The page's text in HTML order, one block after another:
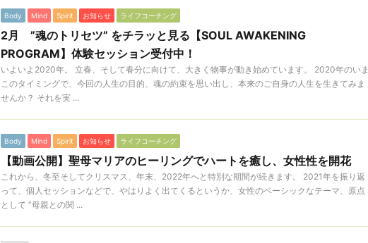
Body Mind Spirit お知らせ ライフコーチング
2月 ”魂のトリセツ” をチラッと見る【SOUL AWAKENING
PROGRAM】体験セッション受付中！
いよいよ2020年。 立春、そして春分に向けて、大きく物事が動き始めています。 2020年のいま
このタイミングで、今回の人生の目的、魂の約束を思い出し、本来のご自身の人生を生きてみま
せんか？ それを実 ...
Body Mind Spirit お知らせ ライフコーチング
【動画公開】聖母マリアのヒーリングでハートを癒し、女性性を開花
これから、冬至そしてクリスマス、年末、2022年へと特別な期間が続きます。 2021年を振り返
って、個人セッションなどで、やはりよく出てくるというか、女性のベーシックなテーマ、原点
として ”母親との関 ...